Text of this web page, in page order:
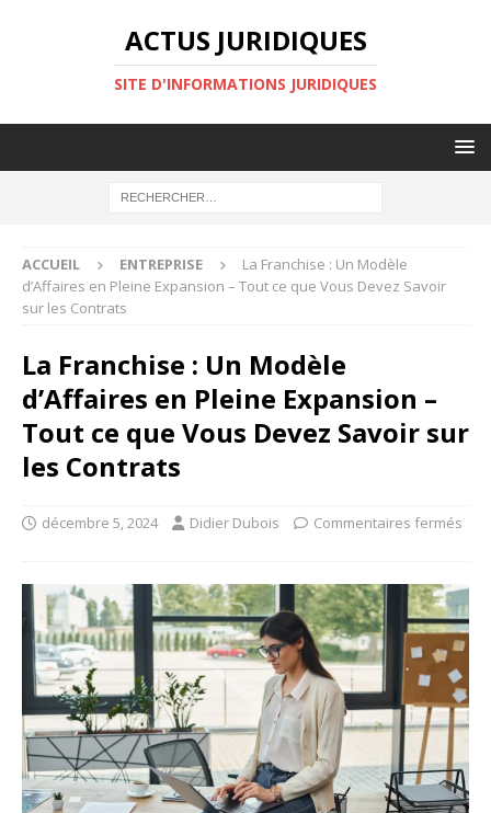
ACTUS JURIDIQUES
SITE D'INFORMATIONS JURIDIQUES
ACCUEIL ENTREPRISE
La Franchise : Un Modèle
d’Affaires en Pleine Expansion – Tout ce que Vous Devez Savoir
sur les Contrats
La Franchise : Un Modèle
d’Affaires en Pleine Expansion –
Tout ce que Vous Devez Savoir sur
les Contrats
décembre 5, 2024 Didier Dubois Commentaires fermés